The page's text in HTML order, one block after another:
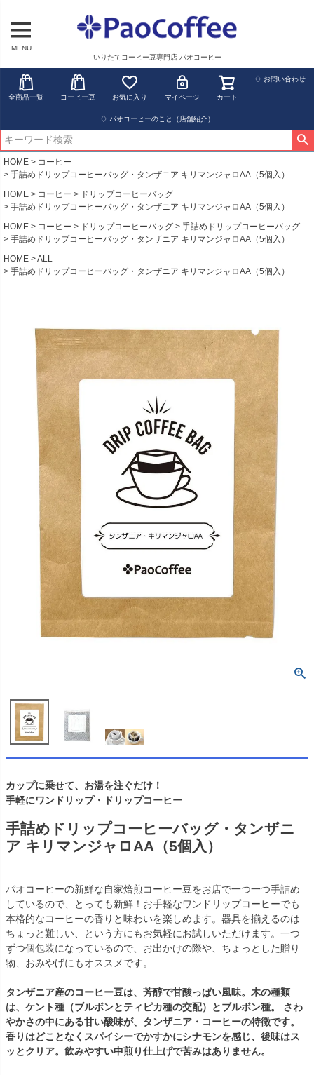
MENU
いりたてコーヒー豆専門店 パオコーヒー
全商品一覧 コーヒー豆 お気に入り マイページ カート
♢ お問い合わせ
♢ パオコーヒーのこと（店舗紹介）
HOME
コーヒー
手詰めドリップコーヒーバッグ・タンザニア キリマンジャロAA（5個入）
HOME
コーヒー
ドリップコーヒーバッグ
手詰めドリップコーヒーバッグ・タンザニア キリマンジャロAA（5個入）
HOME
コーヒー ドリップコーヒーバッグ
手詰めドリップコーヒーバッグ
手詰めドリップコーヒーバッグ・タンザニア キリマンジャロAA（5個入）
HOME
ALL
手詰めドリップコーヒーバッグ・タンザニア キリマンジャロAA（5個入）
カップに乗せて、お湯を注ぐだけ！
手軽にワンドリップ・ドリップコーヒー
手詰めドリップコーヒーバッグ・タンザニ
ア キリマンジャロAA（5個入）
パオコーヒーの新鮮な自家焙煎コーヒー豆をお店で一つ一つ手詰め
しているので、とっても新鮮！お手軽なワンドリップコーヒーでも
本格的なコーヒーの香りと味わいを楽しめます。器具を揃えるのは
ちょっと難しい、という方にもお気軽にお試しいただけます。一つ
ずつ個包装になっているので、お出かけの際や、ちょっとした贈り
物、おみやげにもオススメです。
タンザニア産のコーヒー豆は、芳醇で甘酸っぱい風味。木の種類
は、ケント種（ブルボンとティピカ種の交配）とブルボン種。 さわ
やかさの中にある甘い酸味が、タンザニア・コーヒーの特徴です。
香りはどことなくスパイシーでかすかにシナモンを感じ、後味はス
ッとクリア。飲みやすい中煎り仕上げで苦みはありません。